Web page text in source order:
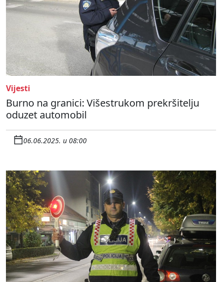
Vijesti
Burno na granici: Višestrukom prekršitelju
oduzet automobil
06.06.2025. u 08:00